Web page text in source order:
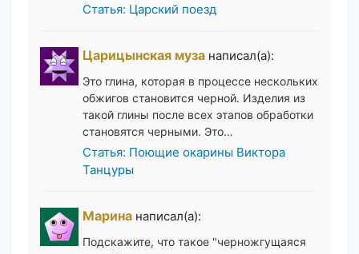
Статья: Царский поезд
Царицынская муза написал(а):
Это глина, которая в процессе нескольких
обжигов становится черной. Изделия из
такой глины после всех этапов обработки
становятся черными. Это…
Статья: Поющие окарины Виктора
Танцуры
Марина написал(а):
Подскажите, что такое "черножгущаяся